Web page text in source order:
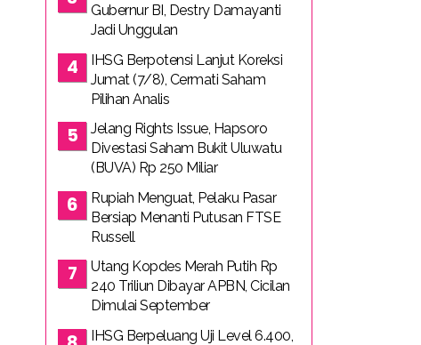
Gubernur BI, Destry Damayanti
Jadi Unggulan
IHSG Berpotensi Lanjut Koreksi
Jumat (7/8), Cermati Saham
Pilihan Analis
Jelang Rights Issue, Hapsoro
Divestasi Saham Bukit Uluwatu
(BUVA) Rp 250 Miliar
Rupiah Menguat, Pelaku Pasar
Bersiap Menanti Putusan FTSE
Russell
Utang Kopdes Merah Putih Rp
240 Triliun Dibayar APBN, Cicilan
Dimulai September
IHSG Berpeluang Uji Level 6.400,